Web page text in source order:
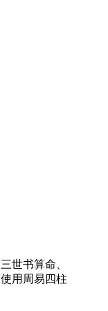
世书算命、
用周易四柱